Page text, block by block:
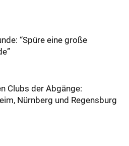
“Spüre eine große
Clubs der Abgänge:
Nürnberg und Regensburg